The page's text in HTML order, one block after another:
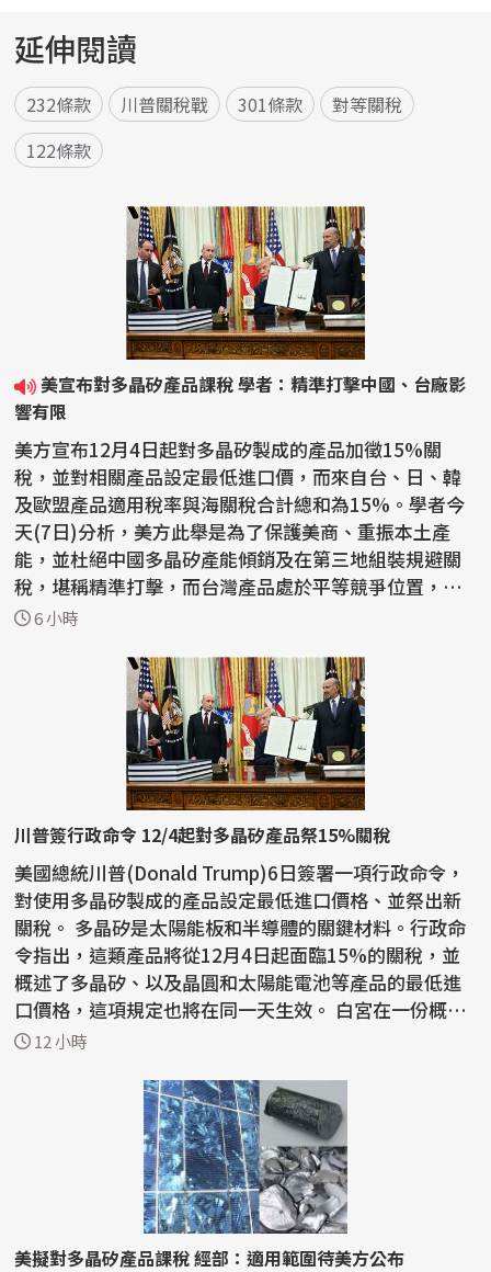
延伸閱讀
232條款 川普關稅戰 301條款
對等關稅
122條款
美宣布對多晶矽產品課稅 學者：精準打擊中國、台廠影
響有限
美方宣布12月4日起對多晶矽製成的產品加徵15%關
稅，並對相關產品設定最低進口價，而來自台、日、韓
及歐盟產品適用稅率與海關稅合計總和為15%。學者今
天(7日)分析，美方此舉是為了保護美商、重振本土產
能，並杜絕中國多晶矽產能傾銷及在第三地組裝規避關
稅，堪稱精準打擊，而台灣產品處於平等競爭位置，對
台廠影響有限，...
6 小時
川普簽行政命令 12/4起對多晶矽產品祭15%關稅
美國總統川普(Donald Trump)6日簽署一項行政命令，
對使用多晶矽製成的產品設定最低進口價格、並祭出新
關稅。 多晶矽是太陽能板和半導體的關鍵材料。行政命
令指出，這類產品將從12月4日起面臨15%的關稅，並
概述了多晶矽、以及晶圓和太陽能電池等產品的最低進
口價格，這項規定也將在同一天生效。 白宮在一份概要
說明...
12 小時
美擬對多晶矽產品課稅 經部：適用範圍待美方公布